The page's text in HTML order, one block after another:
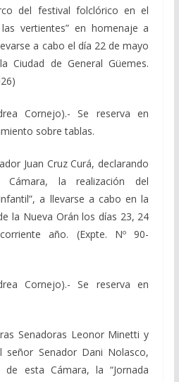
del festival folclórico en el
vertientes” en homenaje a
a cabo el día 22 de mayo
Ciudad de General Güemes.
Cornejo).- Se reserva en
sobre tablas.
Cruz Curá, declarando
la realización del
a llevarse a cabo en la
la Nueva Orán los días 23, 24
año. (Expte. Nº 90-
Cornejo).- Se reserva en
Leonor Minetti y
señor Senador Dani Nolasco,
de esta Cámara, la “Jornada